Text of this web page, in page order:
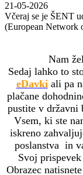
21-05-2026
Včeraj se je ŠENT
(European Network
Nam
Sedaj lahko to
eDavkiali pa
plačane
pustite v državni
Vsem, ki ste
iskreno
poslanstva in
Svoj
Obrazec